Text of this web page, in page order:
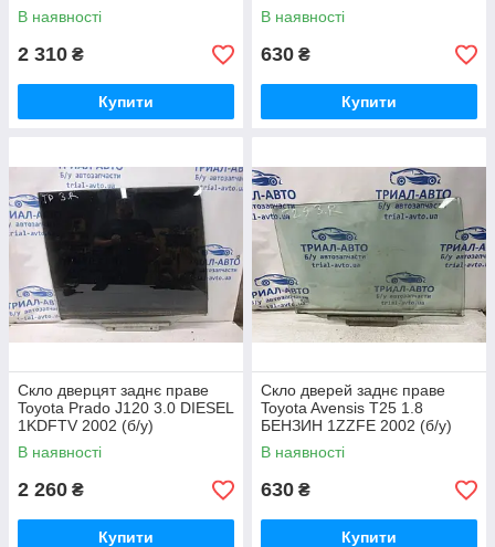
В наявності
2 310 ₴
Купити
В наявності
630 ₴
Купити
Скло дверцят заднє праве
Toyota Prado J120 3.0 DIESEL
1KDFTV 2002 (б/у)
В наявності
2 260 ₴
Купити
Скло дверей заднє праве
Toyota Avensis T25 1.8
БЕНЗИН 1ZZFE 2002 (б/у)
В наявності
630 ₴
Купити